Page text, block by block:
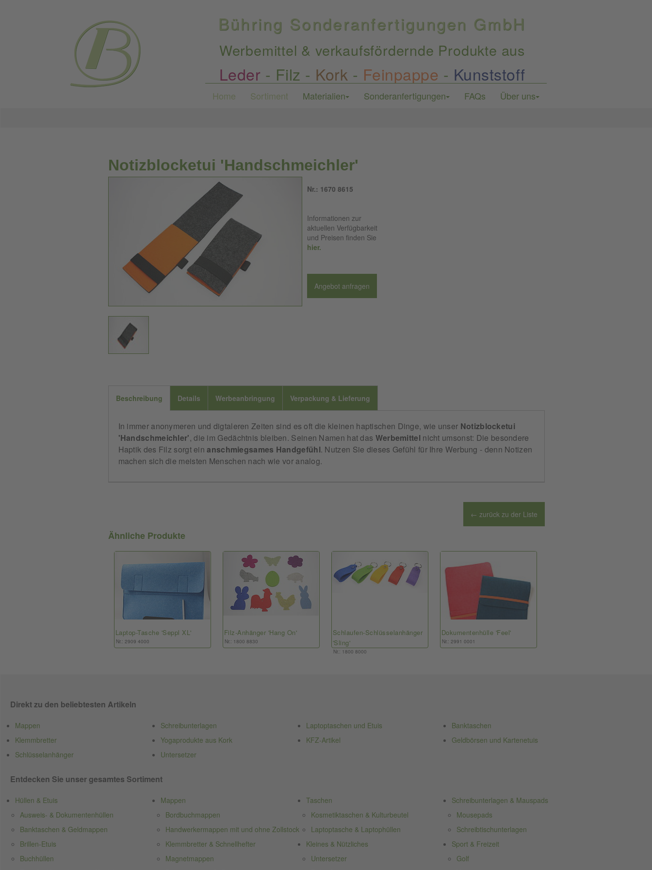
Bühring Sonderanfertigungen GmbH
Werbemittel & verkaufsfördernde Produkte aus
Leder - Filz - Kork - Feinpappe - Kunststoff
Home Sortiment Materialien Sonderanfertigungen FAQs Über uns
Notizblocketui 'Handschmeichler'
Nr.: 1670 8615
Informationen zur
aktuellen Verfügbarkeit
und Preisen finden Sie
hier.
Angebot anfragen
Beschreibung Details Werbeanbringung Verpackung & Lieferung
In immer anonymeren und digtaleren Zeiten sind es oft die kleinen haptischen Dinge, wie unser Notizblocketui
'Handschmeichler', die im Gedächtnis bleiben. Seinen Namen hat das Werbemittel nicht umsonst: Die besondere
Haptik des Filz sorgt einanschmiegsames Handgefühl. Nutzen Sie dieses Gefühl für Ihre Werbung - denn Notizen
machen sich die meisten Menschen nach wie vor analog.
← zurück zu der Liste
Ähnliche Produkte
Laptop-Tasche 'Seppl XL'
Nr.: 2909 4000
Filz-Anhänger 'Hang On'
Nr.: 1800 8830
Schlaufen-Schlüsselanhänger
'Sling'
Nr.: 1800 8000
Dokumentenhülle 'Feel'
Nr.: 2991 0001
Direkt zu den beliebtesten Artikeln
Mappen Schreibunterlagen Laptoptaschen und Etuis
Banktaschen
Klemmbretter
Yogaprodukte aus Kork KFZ-Artikel
Geldbörsen und Kartenetuis
Schlüsselanhänger
Untersetzer
Entdecken Sie unser gesamtes Sortiment
Hüllen & Etuis
Ausweis- & Dokumentenhüllen
Banktaschen & Geldmappen
Brillen-Etuis
Buchhüllen
Mappen
Bordbuchmappen
Handwerkermappen mit und ohne Zollstock
Klemmbretter & Schnellhefter
Magnetmappen
Taschen
Kosmetiktaschen & Kulturbeutel
Laptoptasche & Laptophüllen
Schreibunterlagen & Mauspads
Mousepads
Schreibtischunterlagen
Kleines & Nützliches
Untersetzer
Sport & Freizeit
Golf